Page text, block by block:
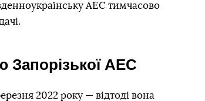
АЕС тимчасово
Запорізької АЕС
2022 року — відтоді вона